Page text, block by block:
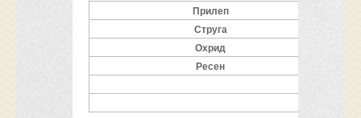
Прилеп
Струга
Охрид
Ресен